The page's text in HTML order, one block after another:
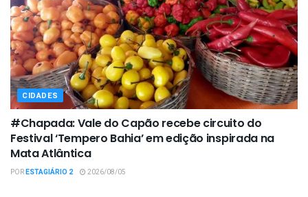
CIDADES
#Chapada: Vale do Capão recebe circuito do
Festival ‘Tempero Bahia’ em edição inspirada na
Mata Atlântica
PORESTAGIÁRIO 2 2026/08/05